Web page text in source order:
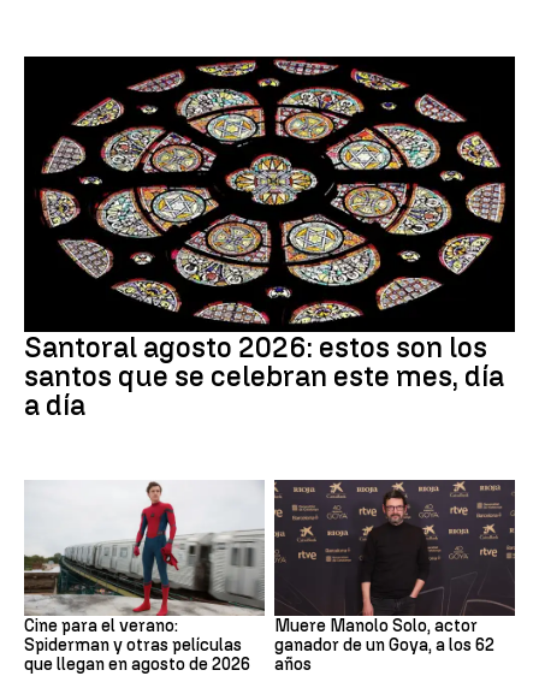
Santoral agosto 2026: estos son los
santos que se celebran este mes, día
a día
Cine
Cine para el verano:
Spiderman y otras películas
que llegan en agosto de 2026
Actor
Muere Manolo Solo, actor
ganador de un Goya, a los 62
años